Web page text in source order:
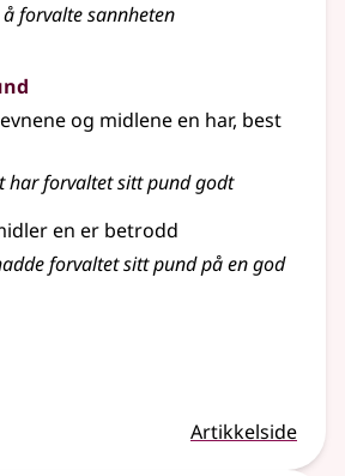
forvalte sannheten
og midlene en har, best
har forvaltet sitt pund godt
en er betrodd
forvaltet sitt pund på en god
Artikkelside